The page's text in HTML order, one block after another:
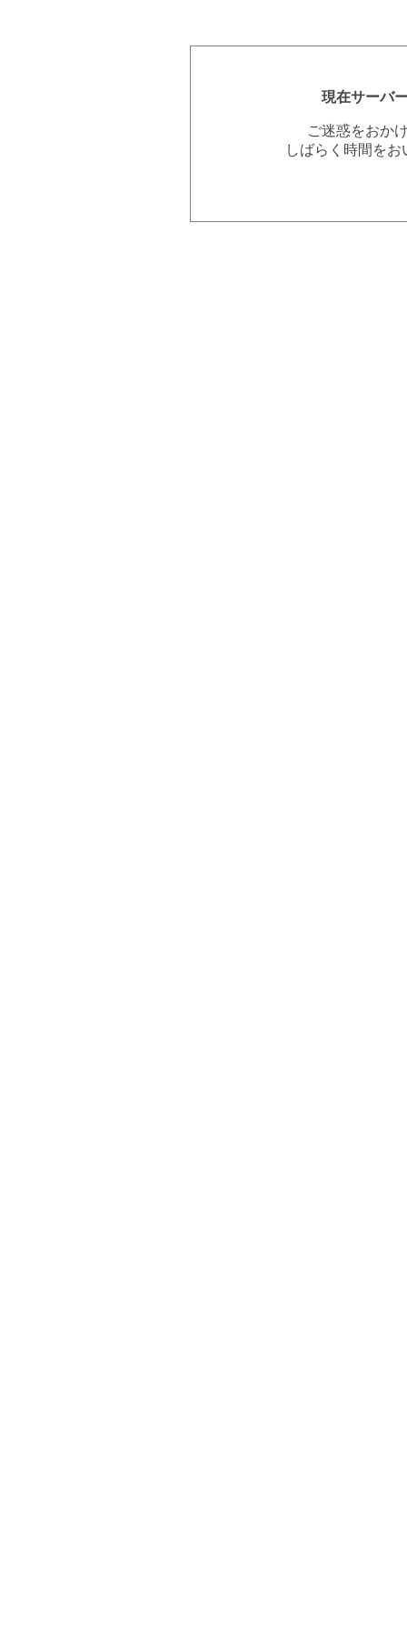
現在サーバ
ご迷惑をおか
しばらく時間を